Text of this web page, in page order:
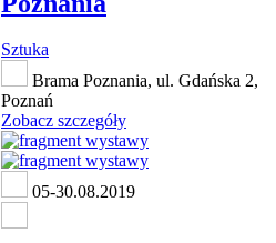
Sztuka
Brama Poznania, ul. Gdańska 2,
Poznań
Zobacz szczegóły
05-30.08.2019